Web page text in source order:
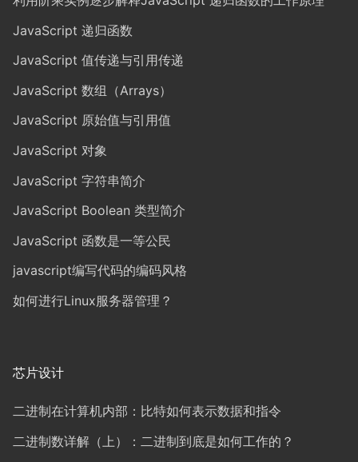
JavaScript 递归函数
JavaScript 值传递与引用传递
JavaScript 数组（Arrays）
JavaScript 原始值与引用值
JavaScript 对象
JavaScript 字符串简介
JavaScript Boolean 类型简介
JavaScript 函数是一等公民
javascript编写代码的编码风格
如何进行Linux服务器管理？
芯片设计
二进制在计算机内部：比特如何表示数据和指令
二进制数详解（上）：二进制到底是如何工作的？